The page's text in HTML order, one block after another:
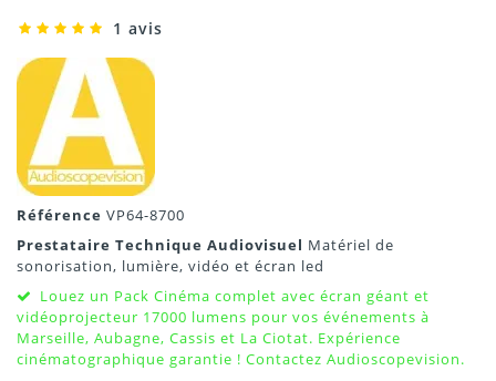
1 avis
Référence VP64-8700
Prestataire Technique Audiovisuel Matériel de
sonorisation, lumière, vidéo et écran led
Louez un Pack Cinéma complet avec écran géant et
vidéoprojecteur 17000 lumens pour vos événements à
Marseille, Aubagne, Cassis et La Ciotat. Expérience
cinématographique garantie ! Contactez Audioscopevision.